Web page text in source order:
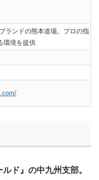
ランドの熊本道場。プロの指
環境を提供
ド』の中九州支部。